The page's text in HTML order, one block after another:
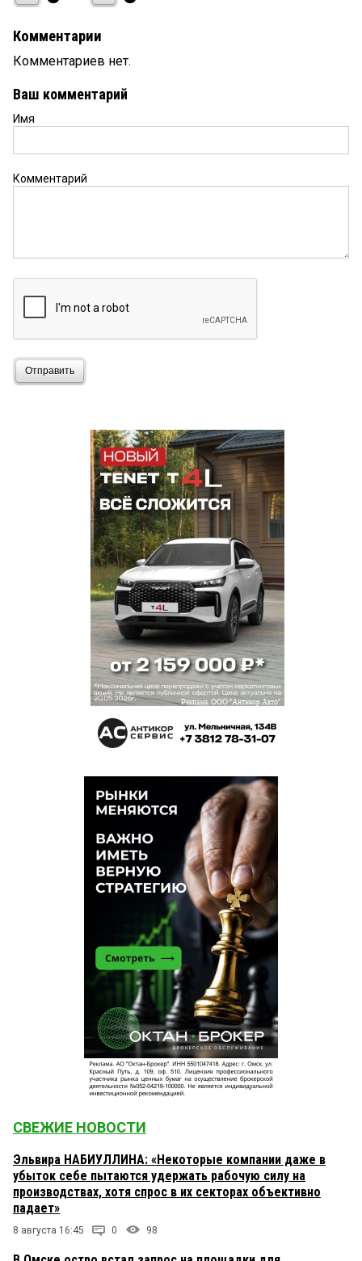
Комментарии
Комментариев нет.
Ваш комментарий
Имя
Комментарий
Отправить
СВЕЖИЕ НОВОСТИ
Эльвира НАБИУЛЛИНА: «Некоторые компании даже в
убыток себе пытаются удержать рабочую силу на
производствах, хотя спрос в их секторах объективно
падает»
8 августа 16:45 0 98